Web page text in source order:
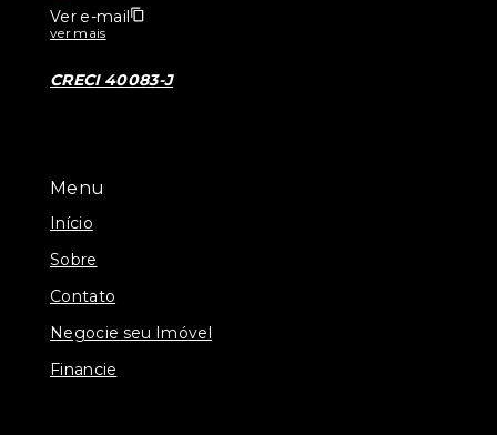
Menu
Início
Sobre
Contato
Negocie seu Imóvel
Financie
Ver e-mail
ver mais
CRECI 40083-J